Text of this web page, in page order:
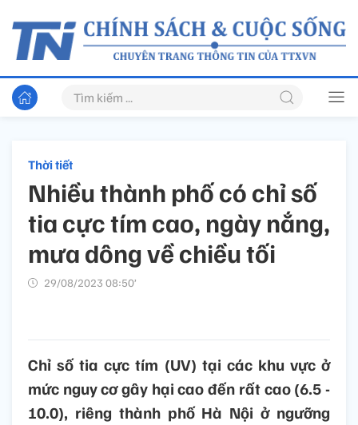
Thời tiết
Nhiều thành phố có chỉ số
tia cực tím cao, ngày nắng,
mưa dông về chiều tối
29/08/2023 08:50’
Chỉ số tia cực tím (UV) tại các khu vực ở
mức nguy cơ gây hại cao đến rất cao (6.5 -
10.0), riêng thành phố Hà Nội ở ngưỡng